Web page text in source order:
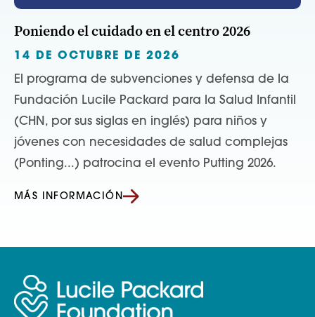
Poniendo el cuidado en el centro 2026
14 DE OCTUBRE DE 2026
El programa de subvenciones y defensa de la
Fundación Lucile Packard para la Salud Infantil
(CHN, por sus siglas en inglés) para niños y
jóvenes con necesidades de salud complejas
(Ponting...) patrocina el evento Putting 2026.
MÁS INFORMACIÓN